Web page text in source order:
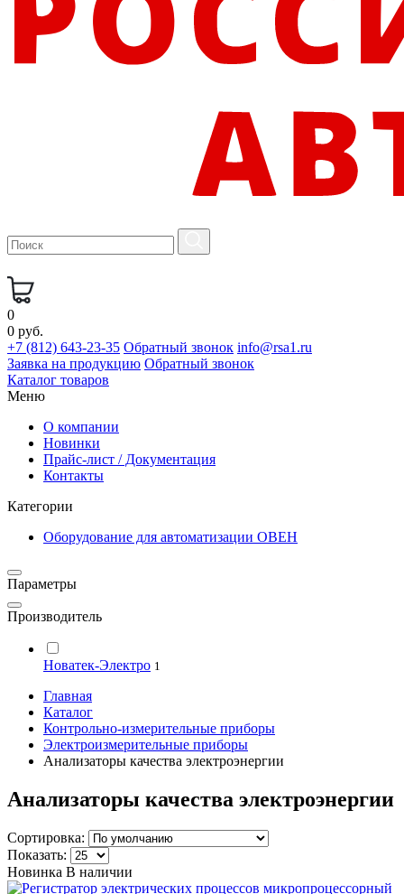
0
0 руб.
+7 (812) 643-23-35 Обратный звонок info@rsa1.ru
Заявка на продукцию Обратный звонок
Каталог товаров
Меню
О компании
Новинки
Прайс-лист / Документация
Контакты
Категории
Оборудование для автоматизации ОВЕН
Параметры
Производитель
Новатек-Электро 1
Главная
Каталог
Контрольно-измерительные приборы
Электроизмерительные приборы
Анализаторы качества электроэнергии
Анализаторы качества электроэнергии
Сортировка:
Показать:
Новинка В наличии